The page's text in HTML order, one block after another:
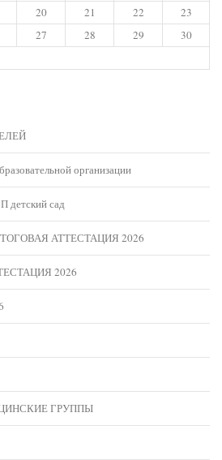
20 21 22
23
27 28 29
30
организации
детский сад
АТТЕСТАЦИЯ 2026
2026
ГРУППЫ